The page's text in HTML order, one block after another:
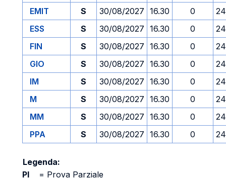
EMIT
S 30/08/2027 16.30 0
ESS
S 30/08/2027 16.30 0
FIN
S 30/08/2027 16.30 0
GIO
S 30/08/2027 16.30 0
IM
S 30/08/2027 16.30 0
M
S 30/08/2027 16.30 0
MM
S 30/08/2027 16.30 0
PPA
S 30/08/2027 16.30 0
Legenda:
PI
= Prova Parziale